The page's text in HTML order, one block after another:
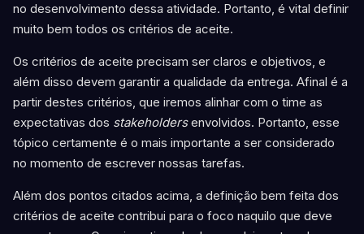
no desenvolvimento dessa atividade. Portanto, é vital definir
muito bem todos os critérios de aceite.
Os critérios de aceite precisam ser claros e objetivos, e
além disso devem garantir a qualidade da entrega. Afinal é a
partir destes critérios, que iremos alinhar com o time as
expectativas dos stakeholdersenvolvidos. Portanto, esse
tópico certamente é o mais importante a ser considerado
no momento de escrever nossas tarefas.
Além dos pontos citados acima, a definição bem feita dos
critérios de aceite contribui para o foco naquilo que deve